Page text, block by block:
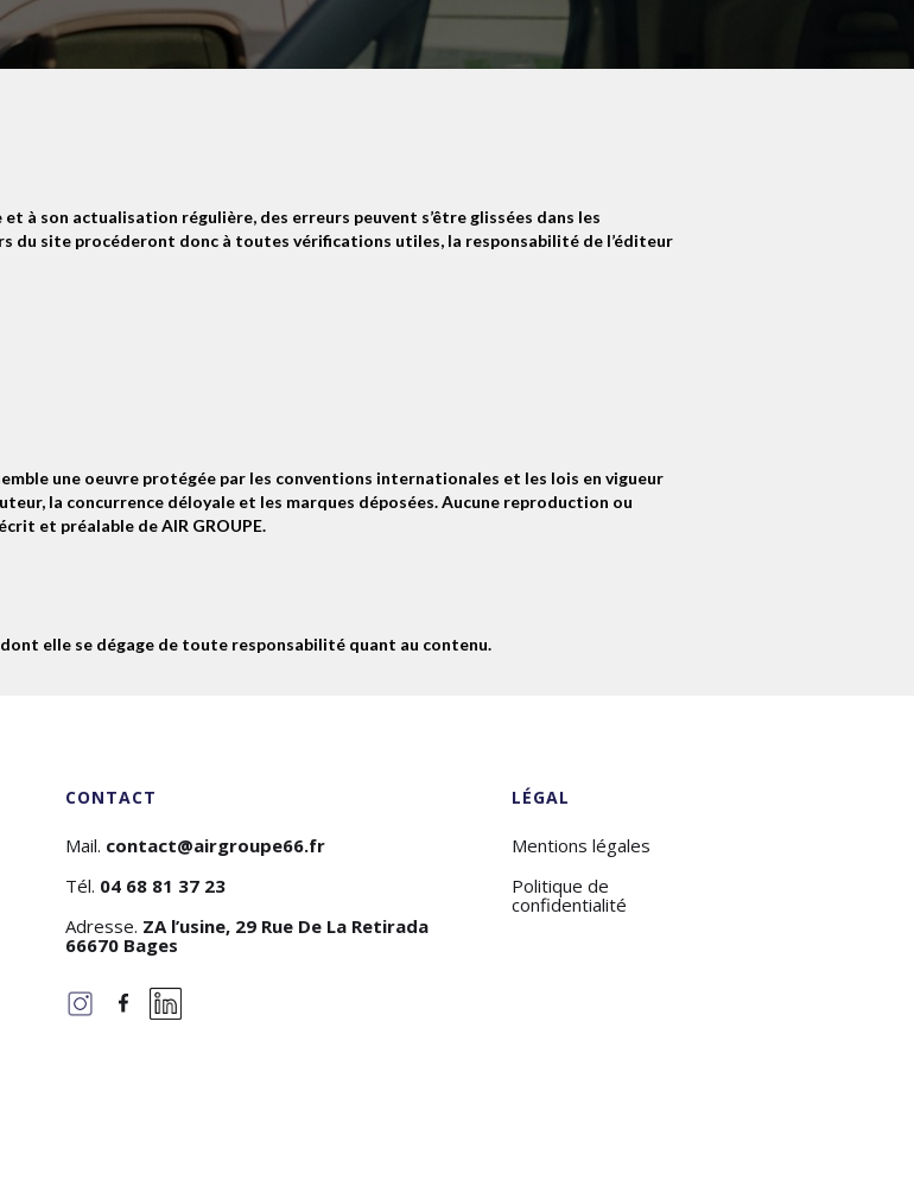
à son actualisation régulière, des erreurs peuvent s’être glissées dans les
du site procéderont donc à toutes vérifications utiles, la responsabilité de l’éditeur
une oeuvre protégée par les conventions internationales et les lois en vigueur
la concurrence déloyale et les marques déposées. Aucune reproduction ou
et préalable de AIR GROUPE.
elle se dégage de toute responsabilité quant au contenu.
CONTACT
Mail. contact@airgroupe66.fr
Tél. 04 68 81 37 23
Adresse. ZA l’usine, 29 Rue De La Retirada
66670 Bages
LÉGAL
Mentions légales
Politique de
confidentialité